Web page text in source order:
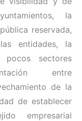
la
reservada,
entidades, la
pocos sectores
entre
de la
de establecer
empresarial